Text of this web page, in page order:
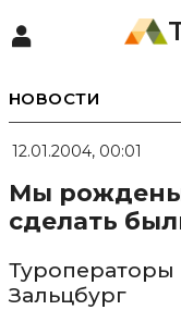
НОВОСТИ
12.01.2004, 00:01
Мы
сделать
Туроператоры
Зальцбург